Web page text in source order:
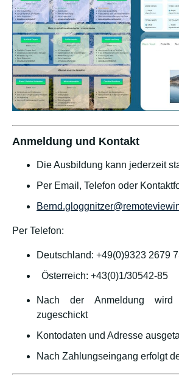
Anmeldung und Kontakt
Die Ausbildung kann jederzeit
Per Email, Telefon oder
Per Telefon:
Deutschland: +49(0)9323 2679
Österreich: +43(0)1/30542-85
Nach der Anmeldung wird
zugeschickt
Kontodaten und Adresse
Nach Zahlungseingang erfolgt